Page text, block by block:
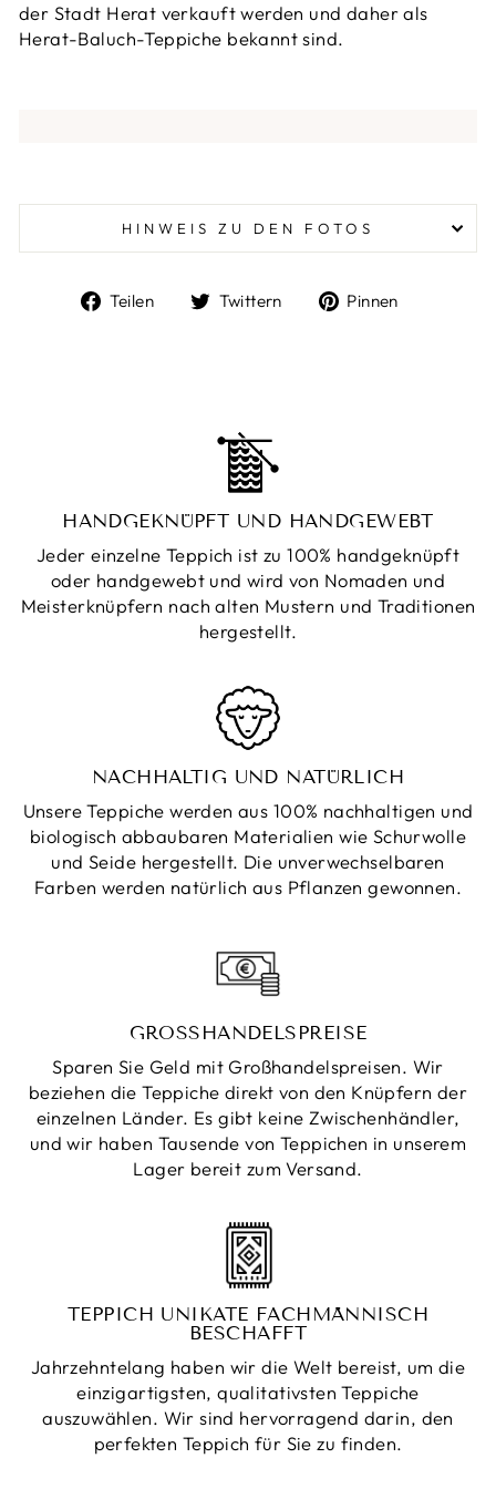
der Stadt Herat verkauft werden und daher als
Herat-Baluch-Teppiche bekannt sind.
HINWEIS ZU DEN FOTOS
Teilen
Auf
Twittern
Auf
Pinnen
HANDGEKNÜPFT UND HANDGEWEBT
Jeder einzelne Teppich ist zu 100% handgeknüpft
oder handgewebt und wird von Nomaden und
Meisterknüpfern nach alten Mustern und Traditionen
hergestellt.
NACHHALTIG UND NATÜRLICH
Unsere Teppiche werden aus 100% nachhaltigen und
biologisch abbaubaren Materialien wie Schurwolle
und Seide hergestellt. Die unverwechselbaren
Farben werden natürlich aus Pflanzen gewonnen.
GROSSHANDELSPREISE
Sparen Sie Geld mit Großhandelspreisen. Wir
beziehen die Teppiche direkt von den Knüpfern der
einzelnen Länder. Es gibt keine Zwischenhändler,
und wir haben Tausende von Teppichen in unserem
Lager bereit zum Versand.
TEPPICH UNIKATE FACHMÄNNISCH
BESCHAFFT
Jahrzehntelang haben wir die Welt bereist, um die
einzigartigsten, qualitativsten Teppiche
auszuwählen. Wir sind hervorragend darin, den
perfekten Teppich für Sie zu finden.